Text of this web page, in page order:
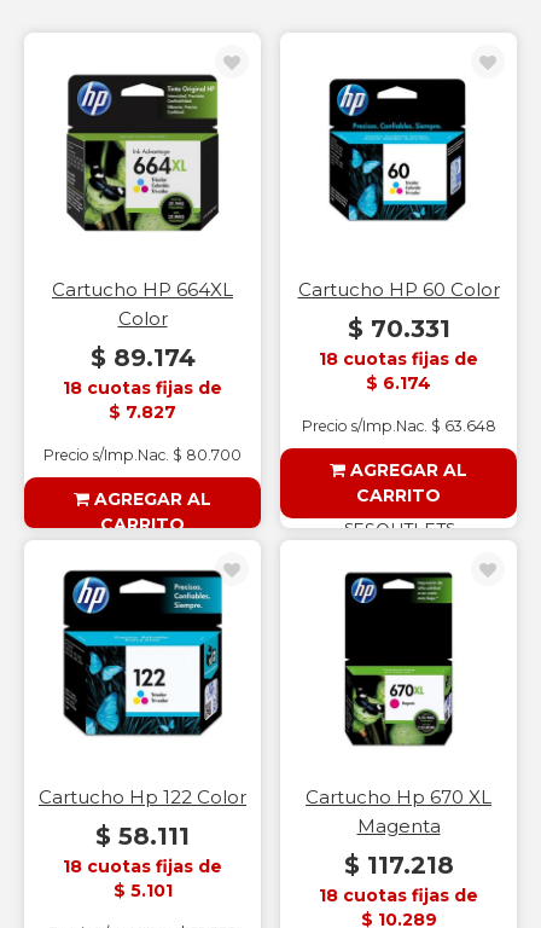
Cartucho HP 664XL
Color
$ 89.174
18 cuotas fijas de
$ 7.827
Precio s/Imp.Nac. $ 80.700
AGREGAR AL
CARRITO
Cartucho HP 60 Color
$ 70.331
18 cuotas fijas de
$ 6.174
Precio s/Imp.Nac. $ 63.648
AGREGAR AL
CARRITO
§ESOUTLET§
Cartucho Hp 122 Color
$ 58.111
18 cuotas fijas de
$ 5.101
Cartucho Hp 670 XL
Magenta
$ 117.218
18 cuotas fijas de
$ 10.289